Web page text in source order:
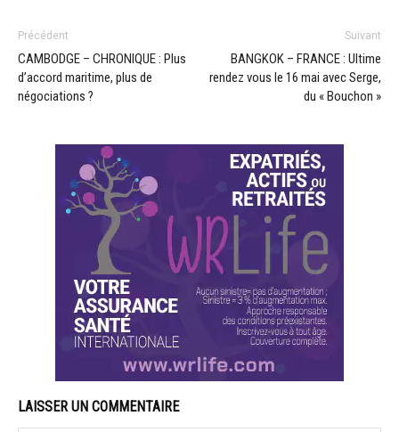
Précédent
CAMBODGE – CHRONIQUE : Plus
d’accord maritime, plus de
négociations ?
Suivant
BANGKOK – FRANCE : Ultime
rendez vous le 16 mai avec Serge,
du « Bouchon »
LAISSER UN COMMENTAIRE